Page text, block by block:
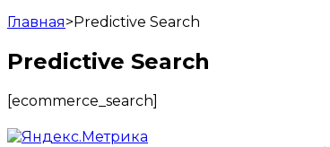
Главная>Predictive Search
Predictive Search
[ecommerce_search]